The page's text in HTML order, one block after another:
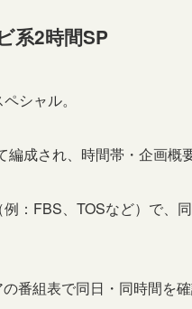
系2時間SP
シャル。
成され、時間帯・企画概
：FBS、TOSなど）で、
番組表で同日・同時間を確